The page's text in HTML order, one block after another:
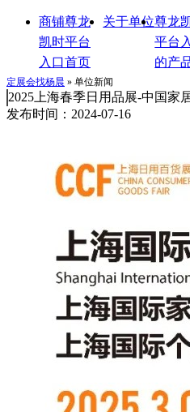
商铺尊龙
凯时平台
入口首页
关于单位尊龙
平台
的产
定展会找杨晨 » 单位新闻
2025上海春季日用品展-中国家
发布时间：2024-07-16